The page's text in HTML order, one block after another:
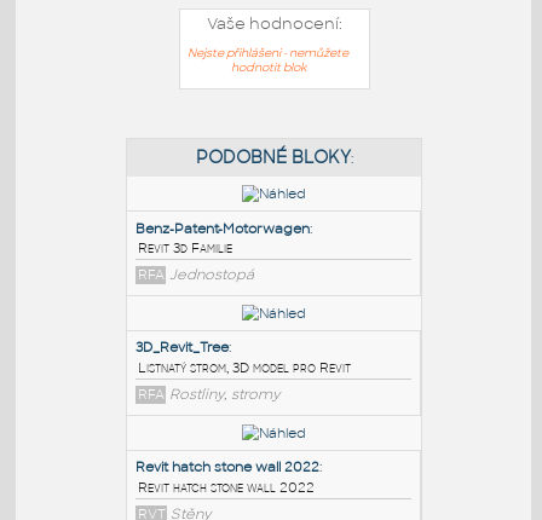
Vaše hodnocení:
Nejste přihlášeni - nemůžete
hodnotit blok
PODOBNÉ BLOKY:
Benz-Patent-Motorwagen:
Revit 3d Familie
RFA Jednostopá